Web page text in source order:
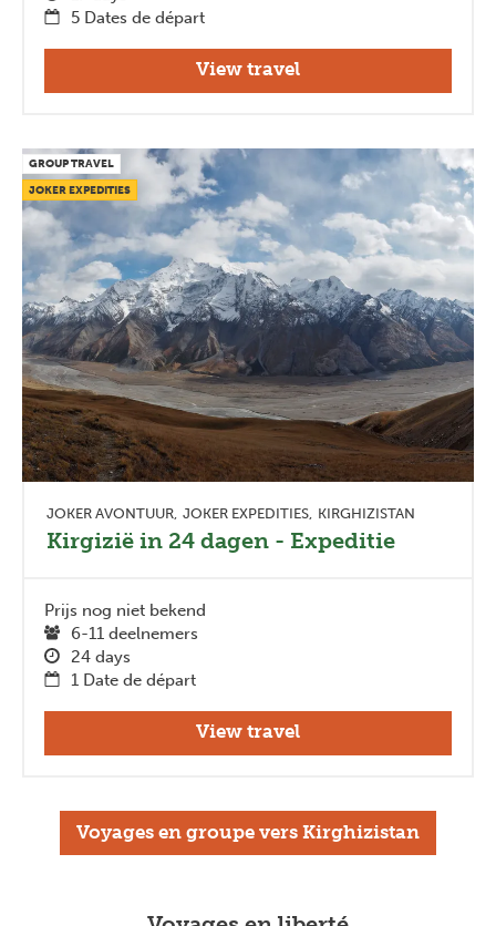
5 Dates de départ
View travel
GROUP TRAVEL
JOKER EXPEDITIES
JOKER AVONTUUR JOKER EXPEDITIES KIRGHIZISTAN
Kirgizië in 24 dagen - Expeditie
Prijs nog niet bekend
6-11 deelnemers
24 days
1 Date de départ
View travel
Voyages en groupe vers Kirghizistan